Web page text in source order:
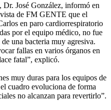
Dr. José González, informó en
de FM GENTE que el
en paro cardiorrespiratorio
por el equipo médico, no fue
una bacteria muy agresiva.
fallas en varios órganos en
fatal”, explicó.
muy duras para los equipos de
cuadro evoluciona de forma
no alcanzan para revertirlo”.